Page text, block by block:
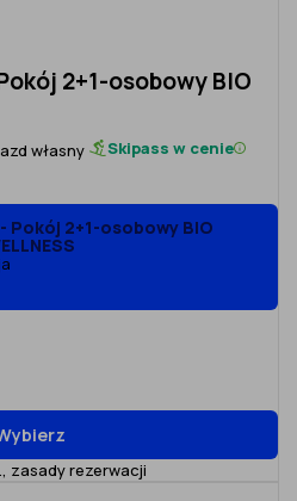
2+1-osobowy BIO
własny Skipass w cenie
- Pokój 2+1-osobowy BIO
zasady rezerwacji